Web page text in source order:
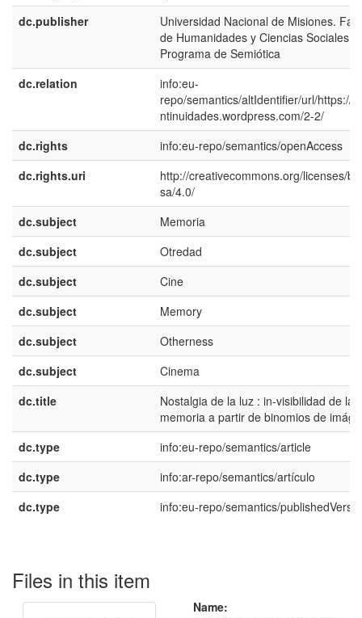
dc.publisher
Universidad Nacional de Misiones.
de Humanidades y Ciencias Sociales.
Programa de Semiótica
dc.relation
info:eu-
repo/semantics/altIdentifier/url/https://
ntinuidades.wordpress.com/2-2/
dc.rights
info:eu-repo/semantics/openAccess
dc.rights.uri
http://creativecommons.org/licenses/
sa/4.0/
dc.subject
Memoria
dc.subject
Otredad
dc.subject
Cine
dc.subject
Memory
dc.subject
Otherness
dc.subject
Cinema
dc.title
Nostalgia de la luz : in-visibilidad de la
memoria a partir de binomios de
dc.type
info:eu-repo/semantics/article
dc.type
info:ar-repo/semantics/artículo
dc.type
info:eu-repo/semantics/
Files in this item
Name: